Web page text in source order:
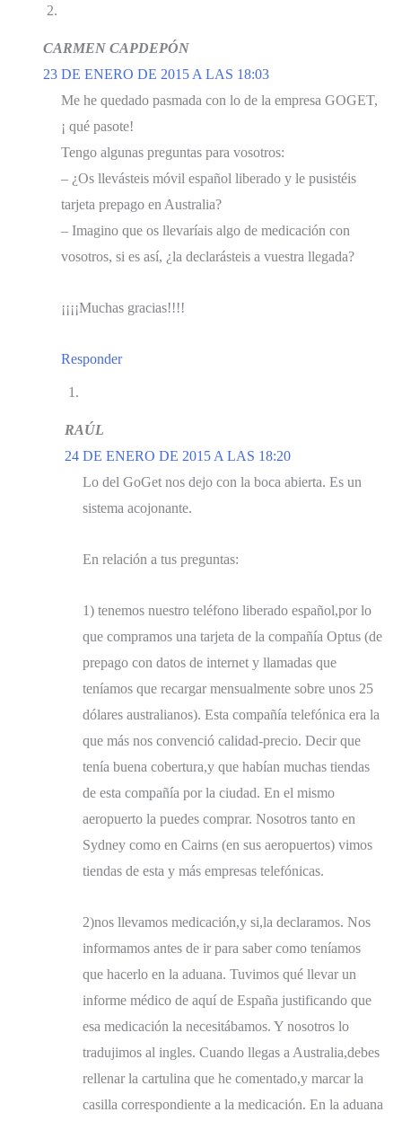
CARMEN CAPDEPÓN
23 DE ENERO DE 2015 A LAS 18:03
Me he quedado pasmada con lo de la empresa GOGET,
¡ qué pasote!
Tengo algunas preguntas para vosotros:
– ¿Os llevásteis móvil español liberado y le pusistéis
tarjeta prepago en Australia?
– Imagino que os llevaríais algo de medicación con
vosotros, si es así, ¿la declarásteis a vuestra llegada?
¡¡¡¡Muchas gracias!!!!
Responder
RAÚL
24 DE ENERO DE 2015 A LAS 18:20
Lo del GoGet nos dejo con la boca abierta. Es un
sistema acojonante.
En relación a tus preguntas:
1) tenemos nuestro teléfono liberado español,por lo
que compramos una tarjeta de la compañía Optus (de
prepago con datos de internet y llamadas que
teníamos que recargar mensualmente sobre unos 25
dólares australianos). Esta compañía telefónica era la
que más nos convenció calidad-precio. Decir que
tenía buena cobertura,y que habían muchas tiendas
de esta compañía por la ciudad. En el mismo
aeropuerto la puedes comprar. Nosotros tanto en
Sydney como en Cairns (en sus aeropuertos) vimos
tiendas de esta y más empresas telefónicas.
2)nos llevamos medicación,y si,la declaramos. Nos
informamos antes de ir para saber como teníamos
que hacerlo en la aduana. Tuvimos qué llevar un
informe médico de aquí de España justificando que
esa medicación la necesitábamos. Y nosotros lo
tradujimos al ingles. Cuando llegas a Australia,debes
rellenar la cartulina que he comentado,y marcar la
casilla correspondiente a la medicación. En la aduana